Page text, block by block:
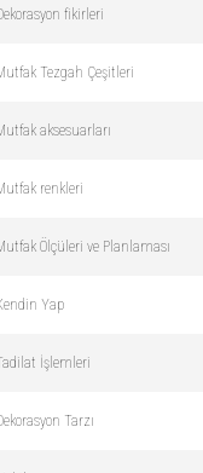
fikirleri
Tezgah Çeşitleri
aksesuarları
renkleri
Ölçüleri ve Planlaması
Yap
İşlemleri
Tarzı